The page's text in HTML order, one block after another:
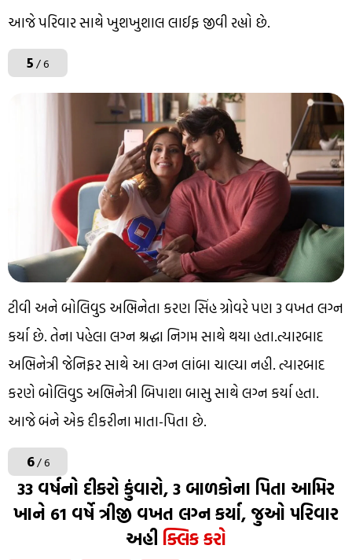
આજે પરિવાર સાથે ખુશખુશાલ લાઈફ જીવી રહ્યો છે.
5/ 6
ટીવી અને બોલિવુડ અભિનેતા કરણ સિંહ ગ્રોવરે પણ 3 વખત લગ્ન
કર્યા છે. તેના પહેલા લગ્ન શ્રદ્ધા નિગમ સાથે થયા હતા.ત્યારબાદ
અભિનેત્રી જેનિફર સાથે આ લગ્ન લાંબા ચાલ્યા નહી. ત્યારબાદ
કરણે બોલિવુડ અભિનેત્રી બિપાશા બાસુ સાથે લગ્ન કર્યા હતા.
આજે બંને એક દીકરીના માતા-પિતા છે.
6/ 6
33 વર્ષનો દીકરો કુંવારો, 3 બાળકોના પિતા આમિર
ખાને 61 વર્ષે ત્રીજી વખત લગ્ન કર્યા, જુઓ પરિવાર
અહી ક્લિક કરો